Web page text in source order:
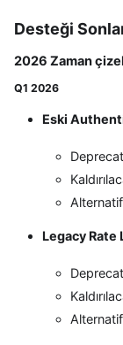
Desteği
2026 Zaman
Q1 2026
Eski
Legacy Rate